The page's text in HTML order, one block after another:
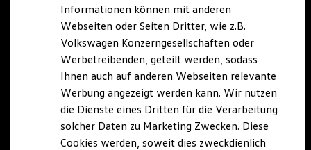
Lifestyle Shop
T-Roc Kollektion
Golf Kollektion
ID. Kollektion
Volkswagen Kollektion
R-Kollektion
GTI Kollektion
Fußball Drop
we drive football
#wedriveproud
Besitzer und Service
Informationen können mit anderen
Webseiten oder Seiten Dritter, wie z.B.
Volkswagen Konzerngesellschaften oder
Werbetreibenden, geteilt werden, sodass
Ihnen auch auf anderen Webseiten relevante
Werbung angezeigt werden kann. Wir nutzen
die Dienste eines Dritten für die Verarbeitung
solcher Daten zu Marketing Zwecken. Diese
Cookies werden, soweit dies zweckdienlich